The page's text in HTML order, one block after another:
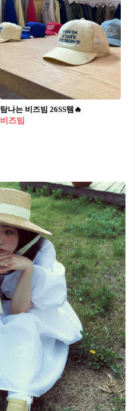
탐나는 비즈빔 26SS템🔥
비즈빔